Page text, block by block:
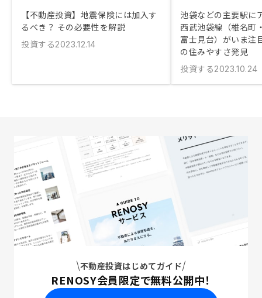
【不動産投資】地震保険には加入す
るべき？ その必要性を解説
投資する2023.12.14
池袋などの主要駅に
西武池袋線（椎名町
富士見台）がいま注
の住みやすさ発見
投資する2023.10.24
不動産投資はじめてガイド
RENOSY会員限定で無料公開中！